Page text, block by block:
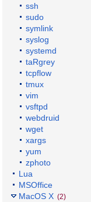
ssh
sudo
symlink
syslog
systemd
taRgrey
tcpflow
tmux
vim
vsftpd
webdruid
wget
xargs
yum
zphoto
Lua
MSOffice
MacOS X (2)